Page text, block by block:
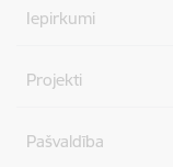
Iepirkumi
Projekti
Pašvaldība